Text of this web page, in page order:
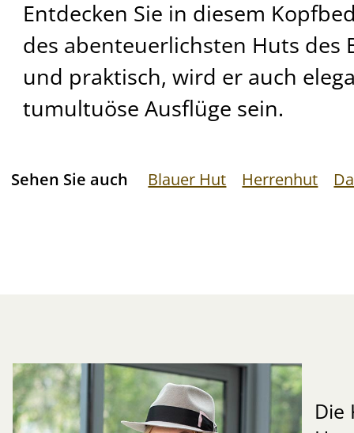
Entdecken Sie in diesem
des abenteuerlichsten Huts des
und praktisch, wird er auch
tumultuöse Ausflüge sein.
Sehen Sie auch Blauer Hut Herrenhut
Die